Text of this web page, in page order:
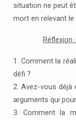
situation ne peut
mort en relevant le
Réflexion :
1. Comment la
défi ?
2. Avez-vous déjà
arguments qui
3. Comment la